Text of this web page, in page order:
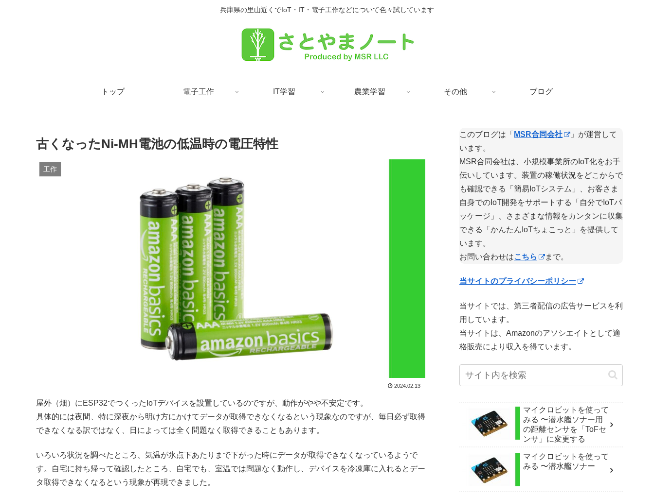
兵庫県の里山近くでIoT・IT・電子工作などについて色々試しています
トップ 電子工作 IT学習 農業学習 その他 ブログ
古くなったNi-MH電池の低温時の電圧特性
工作
2024.02.13
屋外（畑）にESP32でつくったIoTデバイスを設置しているのですが、動作がやや不安定です。
具体的には夜間、特に深夜から明け方にかけてデータが取得できなくなるという現象なのですが、毎日必ず取得
できなくなる訳ではなく、日によっては全く問題なく取得できることもあります。
いろいろ状況を調べたところ、気温が氷点下あたりまで下がった時にデータが取得できなくなっているようで
す。自宅に持ち帰って確認したところ、自宅でも、室温では問題なく動作し、デバイスを冷凍庫に入れるとデー
タ取得できなくなるという現象が再現できました。
このブログは「 MSR合同会社
」が運営して
います。
MSR合同会社は、小規模事業所のIoT化をお手
伝いしています。装置の稼働状況をどこからで
も確認できる「簡易IoTシステム」、お客さま
自身でのIoT開発をサポートする「自分でIoTパ
ッケージ」、さまざまな情報をカンタンに収集
できる「かんたんIoTちょこっと」を提供して
います。
お問い合わせはこちら まで。
当サイトのプライバシーポリシー
当サイトでは、第三者配信の広告サービスを利
用しています。
当サイトは、Amazonのアソシエイトとして適
格販売により収入を得ています。
マイクロビットを使って
みる 〜潜水艦ソナー用
の距離センサを「ToFセ
ンサ」に変更する
マイクロビットを使って
みる 〜潜水艦ソナー